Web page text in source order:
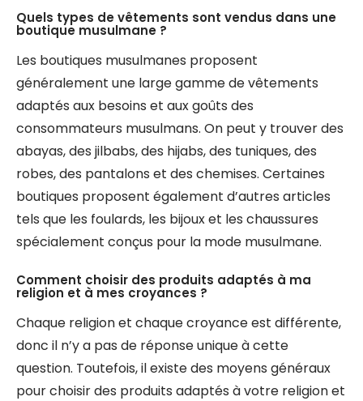
Quels types de vêtements sont vendus dans une
boutique musulmane ?
Les boutiques musulmanes proposent
généralement une large gamme de vêtements
adaptés aux besoins et aux goûts des
consommateurs musulmans. On peut y trouver des
abayas, des jilbabs, des hijabs, des tuniques, des
robes, des pantalons et des chemises. Certaines
boutiques proposent également d’autres articles
tels que les foulards, les bijoux et les chaussures
spécialement conçus pour la mode musulmane.
Comment choisir des produits adaptés à ma
religion et à mes croyances ?
Chaque religion et chaque croyance est différente,
donc il n’y a pas de réponse unique à cette
question. Toutefois, il existe des moyens généraux
pour choisir des produits adaptés à votre religion et